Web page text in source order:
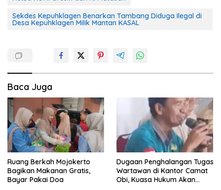
Sekdes Kepuhklagen Benarkan Tambang Diduga Ilegal di
Desa Kepuhklagen Milik Mantan KASAL
Baca Juga
Ruang Berkah Mojokerto
Bagikan Makanan Gratis,
Bayar Pakai Doa
Dugaan Penghalangan Tugas
Wartawan di Kantor Camat
Obi, Kuasa Hukum Akan